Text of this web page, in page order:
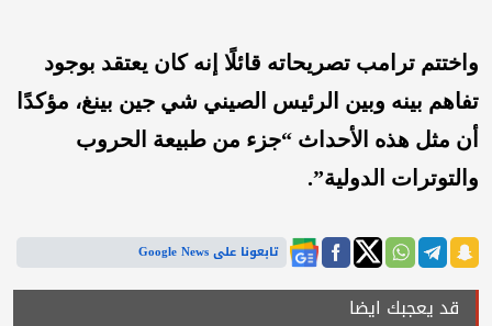
واختتم ترامب تصريحاته قائلًا إنه كان يعتقد بوجود
تفاهم بينه وبين الرئيس الصيني شي جين بينغ، مؤكدًا
أن مثل هذه الأحداث “جزء من طبيعة الحروب
والتوترات الدولية”.
تابعونا على Google News
قد يعجبك ايضا